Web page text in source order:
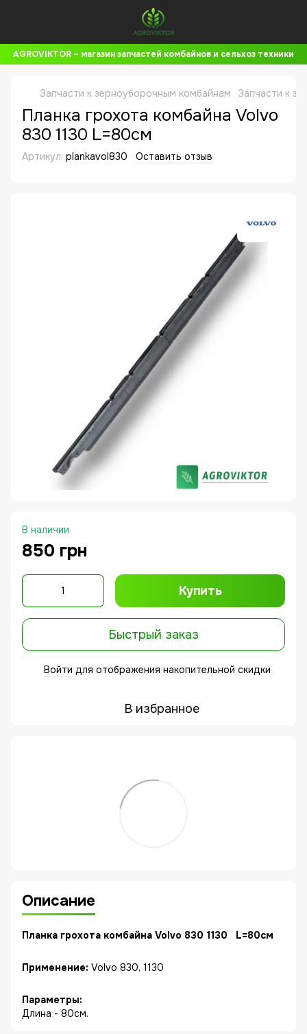
AGROVIKTOR – магазин запчастей комбайнов и сельхоз техники
Запчасти к зерноуборочным комбайнам Запчасти к
Планка грохота комбайна Volvo
830 1130 L=80см
Артикул: plankavol830 Оставить отзыв
В наличии
850 грн
Купить
Быстрый заказ
Войти для отображения накопительной скидки
В избранное
Описание
Планка грохота комбайна Volvo 830 1130 L=80см
Применение: Volvo 830, 1130
Параметры:
Длина - 80см.